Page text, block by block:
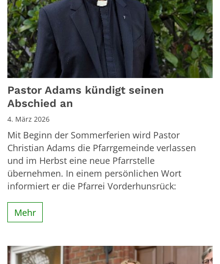
Pastor Adams kündigt seinen
Abschied an
4. März 2026
Mit Beginn der Sommerferien wird Pastor
Christian Adams die Pfarrgemeinde verlassen
und im Herbst eine neue Pfarrstelle
übernehmen. In einem persönlichen Wort
informiert er die Pfarrei Vorderhunsrück:
Mehr